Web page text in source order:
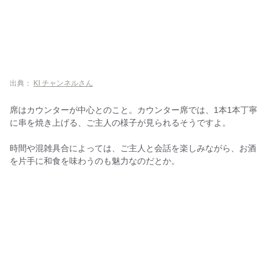
出典： KI チャンネルさん
席はカウンターが中心とのこと。カウンター席では、1本1本丁寧
に串を焼き上げる、ご主人の様子が見られるそうですよ。
時間や混雑具合によっては、ご主人と会話を楽しみながら、お酒
を片手に和食を味わうのも魅力なのだとか。